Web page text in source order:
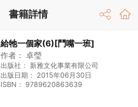
給牠一個家(6)[鬥嘴一班]
作者： 卓瑩
出版社： 新雅文化事業有限公司
出版日期： 2015年06月30日
ISBN： 9789620863639
書籍詳情